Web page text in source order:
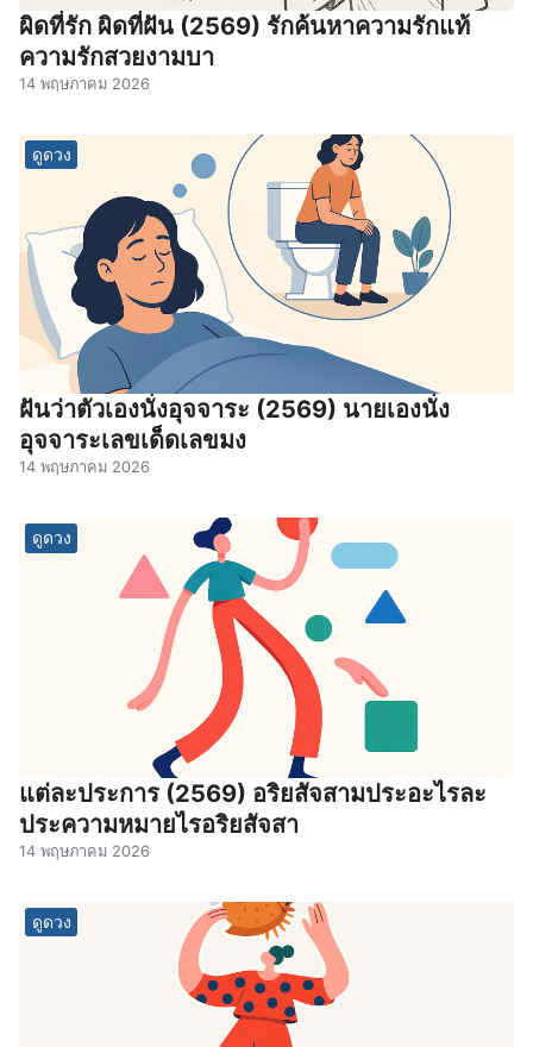
ผิดที่รัก ผิดที่ฝัน (2569) รักค้นหาความรักแท้
ความรักสวยงามบา
14 พฤษภาคม 2026
ดูดวง
ฝันว่าตัวเองนั่งอุจจาระ (2569) นายเองนั่ง
อุจจาระเลขเด็ดเลขมง
14 พฤษภาคม 2026
ดูดวง
แต่ละประการ (2569) อริยสัจสามประอะไรละ
ประความหมายไรอริยสัจสา
14 พฤษภาคม 2026
ดูดวง